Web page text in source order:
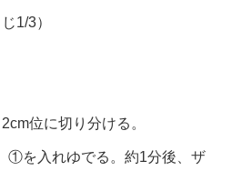
1/3）
位に切り分ける。
①を入れゆでる。約1分後、ザ